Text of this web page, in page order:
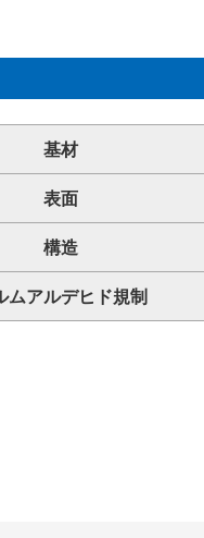
基材
表面
構造
ムアルデヒド規制